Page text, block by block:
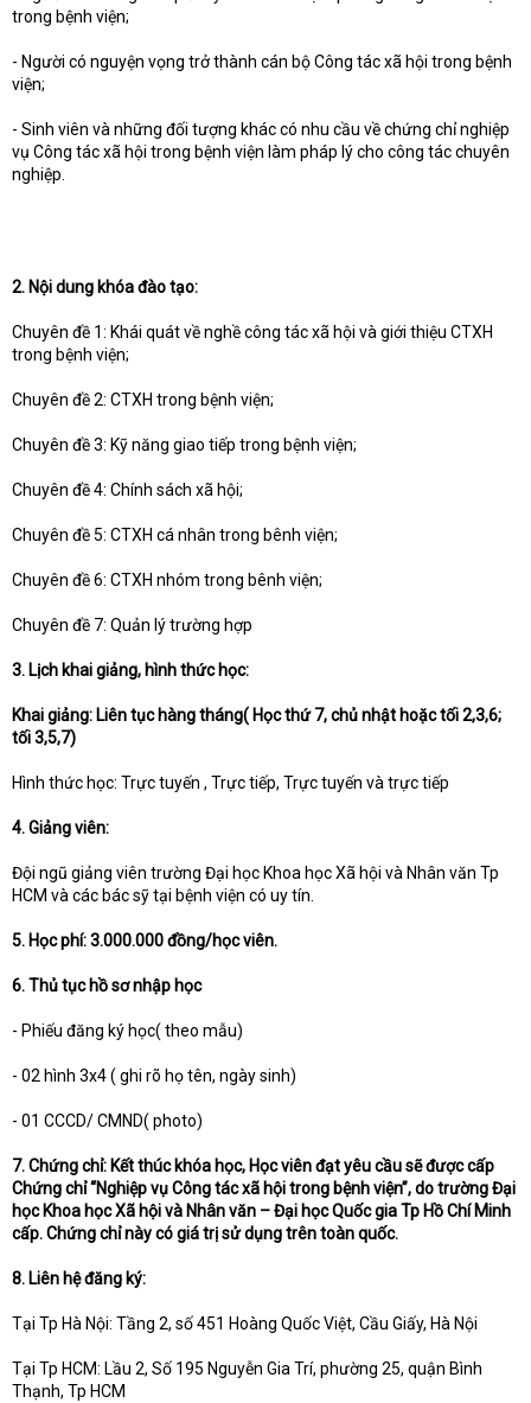
trong bệnh viện;
- Người có nguyện vọng trở thành cán bộ Công tác xã hội trong bệnh
viện;
- Sinh viên và những đối tượng khác có nhu cầu về chứng chỉ nghiệp
vụ Công tác xã hội trong bệnh viện làm pháp lý cho công tác chuyên
nghiệp.
2. Nội dung khóa đào tạo:
Chuyên đề 1: Khái quát về nghề công tác xã hội và giới thiệu CTXH
trong bệnh viện;
Chuyên đề 2: CTXH trong bệnh viện;
Chuyên đề 3: Kỹ năng giao tiếp trong bệnh viện;
Chuyên đề 4: Chính sách xã hội;
Chuyên đề 5: CTXH cá nhân trong bênh viện;
Chuyên đề 6: CTXH nhóm trong bênh viện;
Chuyên đề 7: Quản lý trường hợp
3. Lịch khai giảng, hình thức học:
Khai giảng: Liên tục hàng tháng( Học thứ 7, chủ nhật hoặc tối 2,3,6;
tối 3,5,7)
Hình thức học: Trực tuyến , Trực tiếp, Trực tuyến và trực tiếp
4. Giảng viên:
Đội ngũ giảng viên trường Đại học Khoa học Xã hội và Nhân văn Tp
HCM và các bác sỹ tại bệnh viện có uy tín.
5. Học phí:3.000.000 đồng/học viên.
6. Thủ tục hồ sơ nhập học
- Phiếu đăng ký học( theo mẫu)
- 02 hình 3x4 ( ghi rõ họ tên, ngày sinh)
- 01 CCCD/ CMND( photo)
7. Chứng chỉ: Kết thúc khóa học, Học viên đạt yêu cầu sẽ được cấp
Chứng chỉ “Nghiệp vụ Công tác xã hội trong bệnh viện”, do trường Đại
học Khoa học Xã hội và Nhân văn – Đại học Quốc gia Tp Hồ Chí Minh
cấp. Chứng chỉ này có giá trị sử dụng trên toàn quốc.
8. Liên hệ đăng ký:
Tại Tp Hà Nội: Tầng 2, số 451 Hoàng Quốc Việt, Cầu Giấy, Hà Nội
Tại Tp HCM: Lầu 2, Số 195 Nguyễn Gia Trí, phường 25, quận Bình
Thạnh, Tp HCM